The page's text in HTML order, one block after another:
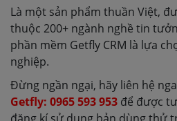
Là một sản phẩm thuần Việt,
thuộc 200+ ngành nghề tin
phần mềm Getfly CRM là lựa
nghiệp.
Đừng ngần ngại, hãy liên hệ
Getfly: 0965 593 953 để được